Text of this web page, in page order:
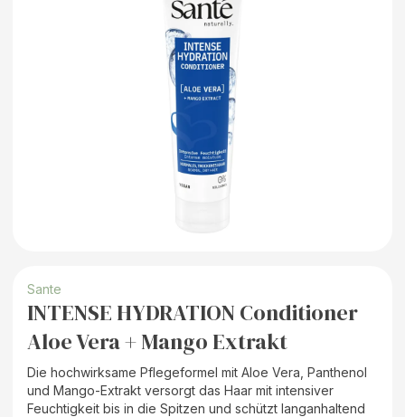
Sante
INTENSE HYDRATION Conditioner
Aloe Vera + Mango Extrakt
Die hochwirksame Pflegeformel mit Aloe Vera, Panthenol
und Mango-Extrakt versorgt das Haar mit intensiver
Feuchtigkeit bis in die Spitzen und schützt langanhaltend